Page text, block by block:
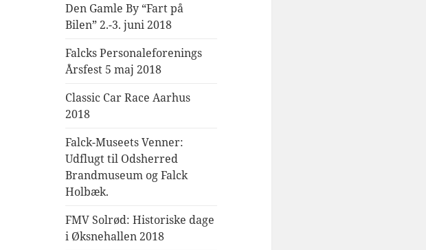
Den Gamle By “Fart på
Bilen” 2.-3. juni 2018
Falcks Personaleforenings
Årsfest 5 maj 2018
Classic Car Race Aarhus
2018
Falck-Museets Venner:
Udflugt til Odsherred
Brandmuseum og Falck
Holbæk.
FMV Solrød: Historiske dage
i Øksnehallen 2018